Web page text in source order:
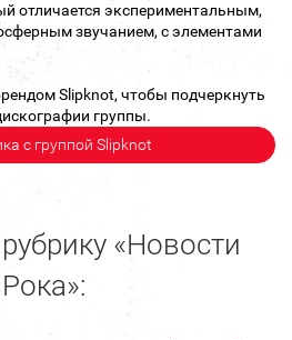
отличается экспериментальным,
звучанием, с элементами
Slipknot, чтобы подчеркнуть
группы.
с группой Slipknot
«Новости
Рока»: